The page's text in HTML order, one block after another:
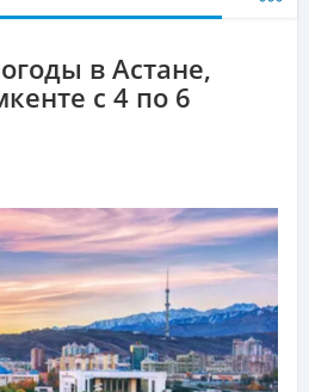
в Астане,
с 4 по 6